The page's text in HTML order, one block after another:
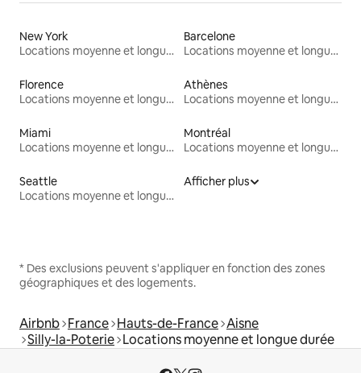
New York
Locations moyenne et longue durée
Barcelone
Locations moyenne et longue durée
Florence
Locations moyenne et longue durée
Athènes
Locations moyenne et longue durée
Miami
Locations moyenne et longue durée
Montréal
Locations moyenne et longue durée
Seattle
Locations moyenne et longue durée
Afficher plus
* Des exclusions peuvent s'appliquer en fonction des zones
géographiques et des logements.
Airbnb France Hauts-de-France Aisne
Silly-la-Poterie Locations moyenne et longue durée